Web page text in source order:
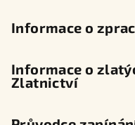
Informace o
Informace o
Zlatnictví